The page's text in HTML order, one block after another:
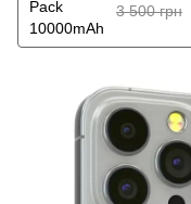
3 500 грн